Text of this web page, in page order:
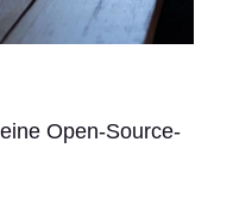
Open-Source-